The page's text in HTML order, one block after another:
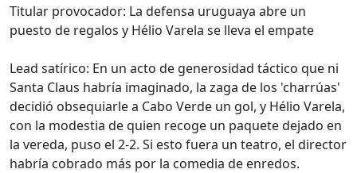
Titular provocador: La defensa uruguaya abre un
puesto de regalos y Hélio Varela se lleva el empate
Lead satírico: En un acto de generosidad táctico que ni
Santa Claus habría imaginado, la zaga de los 'charrúas'
decidió obsequiarle a Cabo Verde un gol, y Hélio Varela,
con la modestia de quien recoge un paquete dejado en
la vereda, puso el 2-2. Si esto fuera un teatro, el director
habría cobrado más por la comedia de enredos.